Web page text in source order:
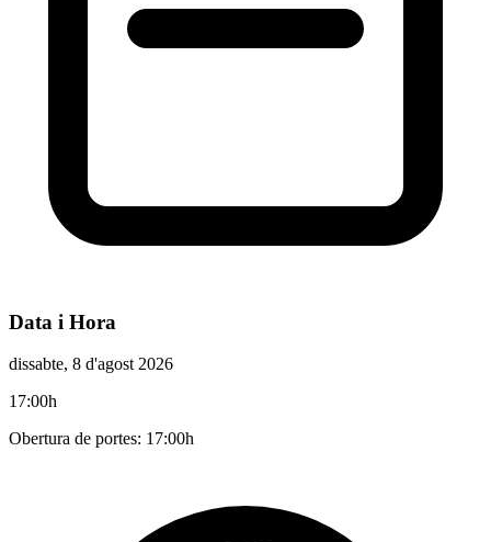
Data i Hora
dissabte, 8 d'agost 2026
17:00h
Obertura de portes: 17:00h